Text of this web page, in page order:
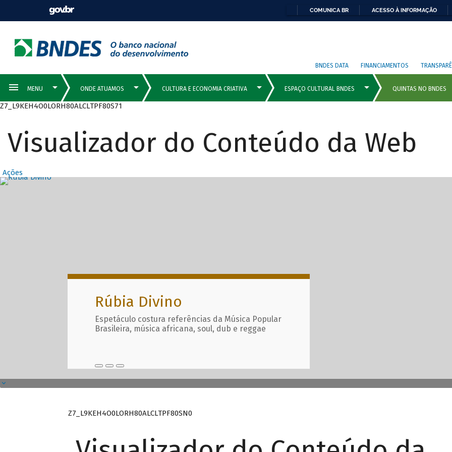
COMUNICA BR ACESSO À INFORMAÇÃO
BNDES DATA FINANCIAMENTOS
Z7_L9KEH4O0LORH80ALCLTPF80S71
Visualizador do Conteúdo da Web
Ações
Destaques Principais com
Rúbia Divino
Espetáculo costura referências da Música Popular
Brasileira, música africana, soul, dub e reggae
Z7_L9KEH4O0LORH80ALCLTPF80SN0